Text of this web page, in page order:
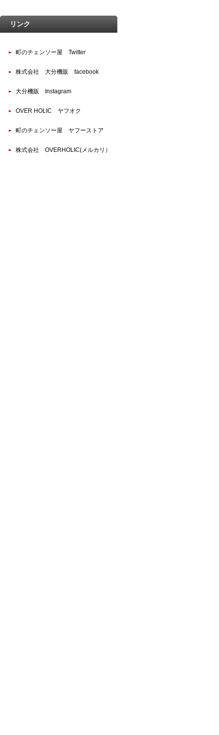
リンク
町のチェンソー屋 Twitter
株式会社 大分機販 facebook
大分機販 Instagram
OVER HOLIC ヤフオク
町のチェンソー屋 ヤフーストア
株式会社 OVERHOLIC(メルカリ）